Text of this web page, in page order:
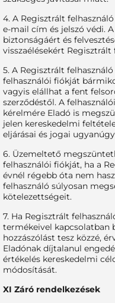
4. A Regisztrált
e-mail cím és jelszó védi.
biztonságáért és
visszaélésekért Regisztrált
5. A Regisztrált
felhasználói fiókját
vagyis elállhat a fent
szerződéstől. A
kérelmére Eladó is
jelen kereskedelmi
eljárásai és jogai
6. Üzemeltető
felhasználói fiókját, ha a
évnél régebb óta nem
felhasználó súlyosan
kötelezettségeit.
7. Ha Regisztrált
termékeivel kapcsolatban
hozzászólást tesz közzé,
Eladónak díjtalanul
értékelés kereskedelmi
módosítását.
XI Záró rendelkezések